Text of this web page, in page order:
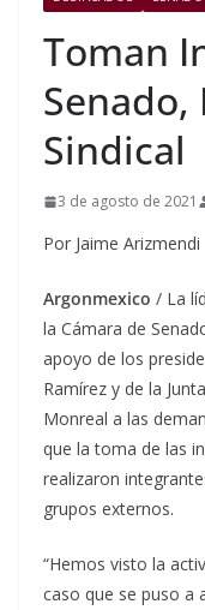
Toman
Sindical
3 de agosto de 2021
Por Jaime Arizmendi
Argonmexico / La
la Cámara de
apoyo de los
Ramírez y de la
Monreal a las
que la toma de las
realizaron
grupos externos.
“Hemos visto la
caso que se puso a